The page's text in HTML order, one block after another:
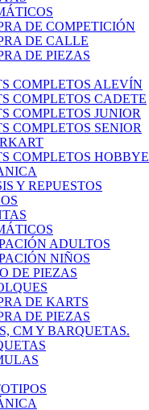
DE COMPETICIÓN
DE CALLE
DE PIEZAS
COMPLETOS ALEVÍN
COMPLETOS CADETE
COMPLETOS JUNIOR
COMPLETOS SENIOR
COMPLETOS HOBBYE
Y REPUESTOS
ADULTOS
NIÑOS
DE PIEZAS
DE KARTS
DE PIEZAS
CM Y BARQUETAS.